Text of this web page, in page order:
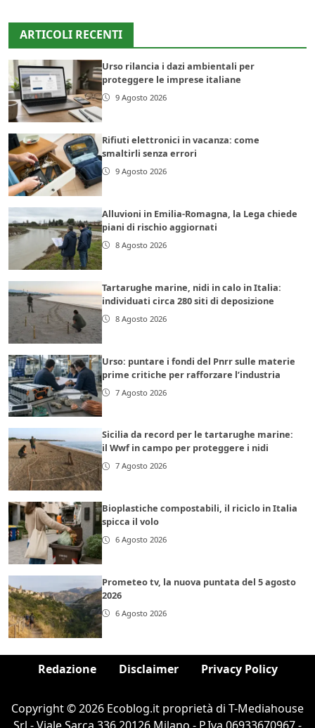
ARTICOLI RECENTI
Urso rilancia i dazi ambientali per
proteggere le imprese italiane
9 Agosto 2026
Rifiuti elettronici in vacanza: come
smaltirli senza errori
9 Agosto 2026
Alluvioni in Emilia-Romagna, la Lega chiede
piani di rischio aggiornati
8 Agosto 2026
Tartarughe marine, nidi in calo in Italia:
individuati circa 280 siti di deposizione
8 Agosto 2026
Urso: puntare i fondi del Pnrr sulle materie
prime critiche per rafforzare l’industria
7 Agosto 2026
Sicilia da record per le tartarughe marine:
il Wwf in campo per proteggere i nidi
7 Agosto 2026
Bioplastiche compostabili, il riciclo in Italia
spicca il volo
6 Agosto 2026
Prometeo tv, la nuova puntata del 5 agosto
2026
6 Agosto 2026
Redazione Disclaimer Privacy Policy
Copyright © 2026 Ecoblog.it proprietà di T-Mediahouse